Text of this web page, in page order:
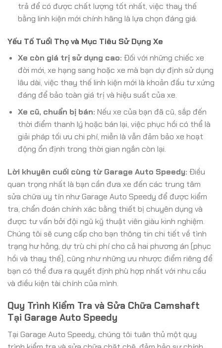
trả để có được chất lượng tốt nhất, việc thay thế
bằng linh kiện mới chính hãng là lựa chọn đáng giá.
Yếu Tố Tuổi Thọ và Mục Tiêu Sử Dụng Xe
Xe còn giá trị sử dụng cao: Đối với những chiếc xe
đời mới, xe hạng sang hoặc xe mà bạn dự định sử dụng
lâu dài, việc thay thế linh kiện mới là khoản đầu tư xứng
đáng để bảo toàn giá trị và hiệu suất của xe.
Xe cũ, chuẩn bị bán: Nếu xe của bạn đã cũ, sắp đến
thời điểm thanh lý hoặc bán lại, việc phục hồi có thể là
giải pháp tối ưu chi phí, miễn là vẫn đảm bảo xe hoạt
động ổn định trong thời gian ngắn còn lại.
Lời khuyên cuối cùng từ Garage Auto Speedy: Điều
quan trọng nhất là bạn cần đưa xe đến các trung tâm
sửa chữa uy tín như Garage Auto Speedy để được kiểm
tra, chẩn đoán chính xác bằng thiết bị chuyên dụng và
được tư vấn bởi đội ngũ kỹ thuật viên giàu kinh nghiệm.
Chúng tôi sẽ cung cấp cho bạn thông tin chi tiết về tình
trạng hư hỏng, dự trù chi phí cho cả hai phương án (phục
hồi và thay thế), cũng như những ưu nhược điểm riêng để
bạn có thể đưa ra quyết định phù hợp nhất với nhu cầu
và điều kiện tài chính của mình.
Quy Trình Kiểm Tra và Sửa Chữa Camshaft
Tại Garage Auto Speedy
Tại Garage Auto Speedy, chúng tôi tuân thủ một quy